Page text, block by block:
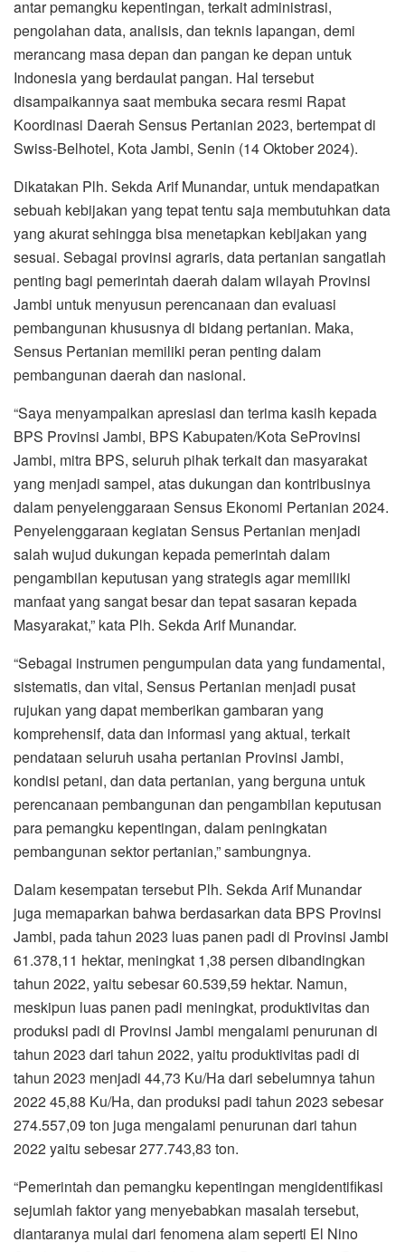
antar pemangku kepentingan, terkait administrasi,
pengolahan data, analisis, dan teknis lapangan, demi
merancang masa depan dan pangan ke depan untuk
Indonesia yang berdaulat pangan. Hal tersebut
disampaikannya saat membuka secara resmi Rapat
Koordinasi Daerah Sensus Pertanian 2023, bertempat di
Swiss-Belhotel, Kota Jambi, Senin (14 Oktober 2024).
Dikatakan Plh. Sekda Arif Munandar, untuk mendapatkan
sebuah kebijakan yang tepat tentu saja membutuhkan data
yang akurat sehingga bisa menetapkan kebijakan yang
sesuai. Sebagai provinsi agraris, data pertanian sangatlah
penting bagi pemerintah daerah dalam wilayah Provinsi
Jambi untuk menyusun perencanaan dan evaluasi
pembangunan khususnya di bidang pertanian. Maka,
Sensus Pertanian memiliki peran penting dalam
pembangunan daerah dan nasional.
“Saya menyampaikan apresiasi dan terima kasih kepada
BPS Provinsi Jambi, BPS Kabupaten/Kota SeProvinsi
Jambi, mitra BPS, seluruh pihak terkait dan masyarakat
yang menjadi sampel, atas dukungan dan kontribusinya
dalam penyelenggaraan Sensus Ekonomi Pertanian 2024.
Penyelenggaraan kegiatan Sensus Pertanian menjadi
salah wujud dukungan kepada pemerintah dalam
pengambilan keputusan yang strategis agar memiliki
manfaat yang sangat besar dan tepat sasaran kepada
Masyarakat,” kata Plh. Sekda Arif Munandar.
“Sebagai instrumen pengumpulan data yang fundamental,
sistematis, dan vital, Sensus Pertanian menjadi pusat
rujukan yang dapat memberikan gambaran yang
komprehensif, data dan informasi yang aktual, terkait
pendataan seluruh usaha pertanian Provinsi Jambi,
kondisi petani, dan data pertanian, yang berguna untuk
perencanaan pembangunan dan pengambilan keputusan
para pemangku kepentingan, dalam peningkatan
pembangunan sektor pertanian,” sambungnya.
Dalam kesempatan tersebut Plh. Sekda Arif Munandar
juga memaparkan bahwa berdasarkan data BPS Provinsi
Jambi, pada tahun 2023 luas panen padi di Provinsi Jambi
61.378,11 hektar, meningkat 1,38 persen dibandingkan
tahun 2022, yaitu sebesar 60.539,59 hektar. Namun,
meskipun luas panen padi meningkat, produktivitas dan
produksi padi di Provinsi Jambi mengalami penurunan di
tahun 2023 dari tahun 2022, yaitu produktivitas padi di
tahun 2023 menjadi 44,73 Ku/Ha dari sebelumnya tahun
2022 45,88 Ku/Ha, dan produksi padi tahun 2023 sebesar
274.557,09 ton juga mengalami penurunan dari tahun
2022 yaitu sebesar 277.743,83 ton.
“Pemerintah dan pemangku kepentingan mengidentifikasi
sejumlah faktor yang menyebabkan masalah tersebut,
diantaranya mulai dari fenomena alam seperti El Nino